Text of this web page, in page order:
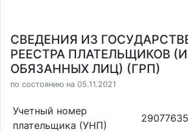
СВЕДЕНИЯ ИЗ
РЕЕСТРА ПЛАТЕЛЬЩИКОВ
ОБЯЗАННЫХ ЛИЦ) (ГРП)
по состоянию на 05.11.2021
Учетный номер
плательщика (УНП)